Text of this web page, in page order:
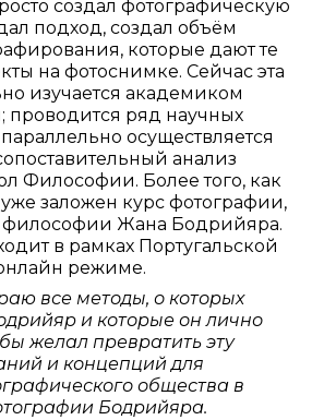
создал фотографическую
подход, создал объём
которые дают те
на фотоснимке. Сейчас эта
изучается академиком
ряд научных
осуществляется
анализ
Философии. Более того, как
уже заложен курс фотографии,
философии Жана Бодрийяра.
в рамках Португальской
режиме.
все методы, о которых
и которые он лично
желал превратить эту
и концепций для
общества в
Бодрийяра.